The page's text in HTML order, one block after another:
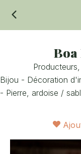
Boa
Producteurs,
Bijou - Décoration
- Pierre, ardoise /